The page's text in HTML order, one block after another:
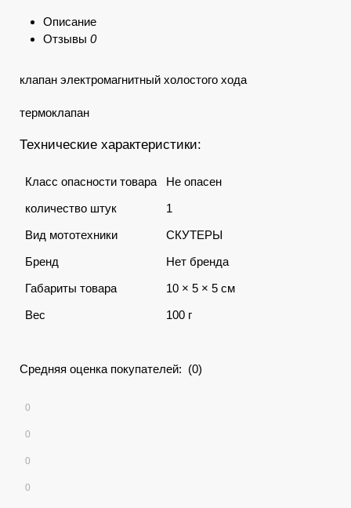
Описание
Отзывы 0
клапан электромагнитный холостого хода
термоклапан
Технические характеристики:
Класс опасности товара
Не опасен
количество штук
1
Вид мототехники
СКУТЕРЫ
Бренд
Нет бренда
Габариты товара
10 × 5 × 5 см
Вес
100 г
Средняя оценка покупателей: (0)
0
0
0
0